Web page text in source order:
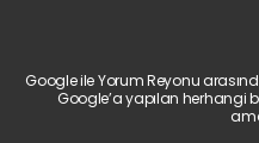
Google ile Yorum Reyonu
Google’a yapılan herhangi